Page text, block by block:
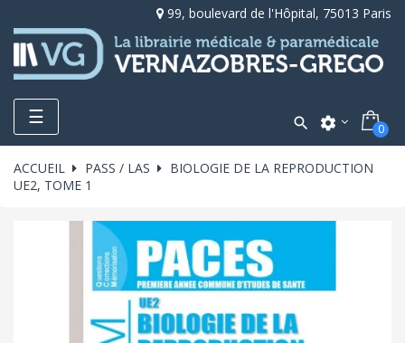
99, boulevard de l'Hôpital, 75013 Paris
Toggle
navigation
☰  settings 0
ACCUEIL PASS / LAS
BIOLOGIE DE LA REPRODUCTION
UE2, TOME 1